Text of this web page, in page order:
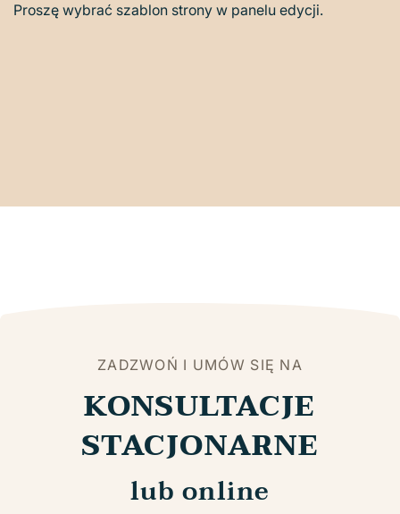
Proszę wybrać szablon strony w panelu edycji.
ZADZWOŃ I UMÓW SIĘ NA
KONSULTACJE
STACJONARNE
lub online